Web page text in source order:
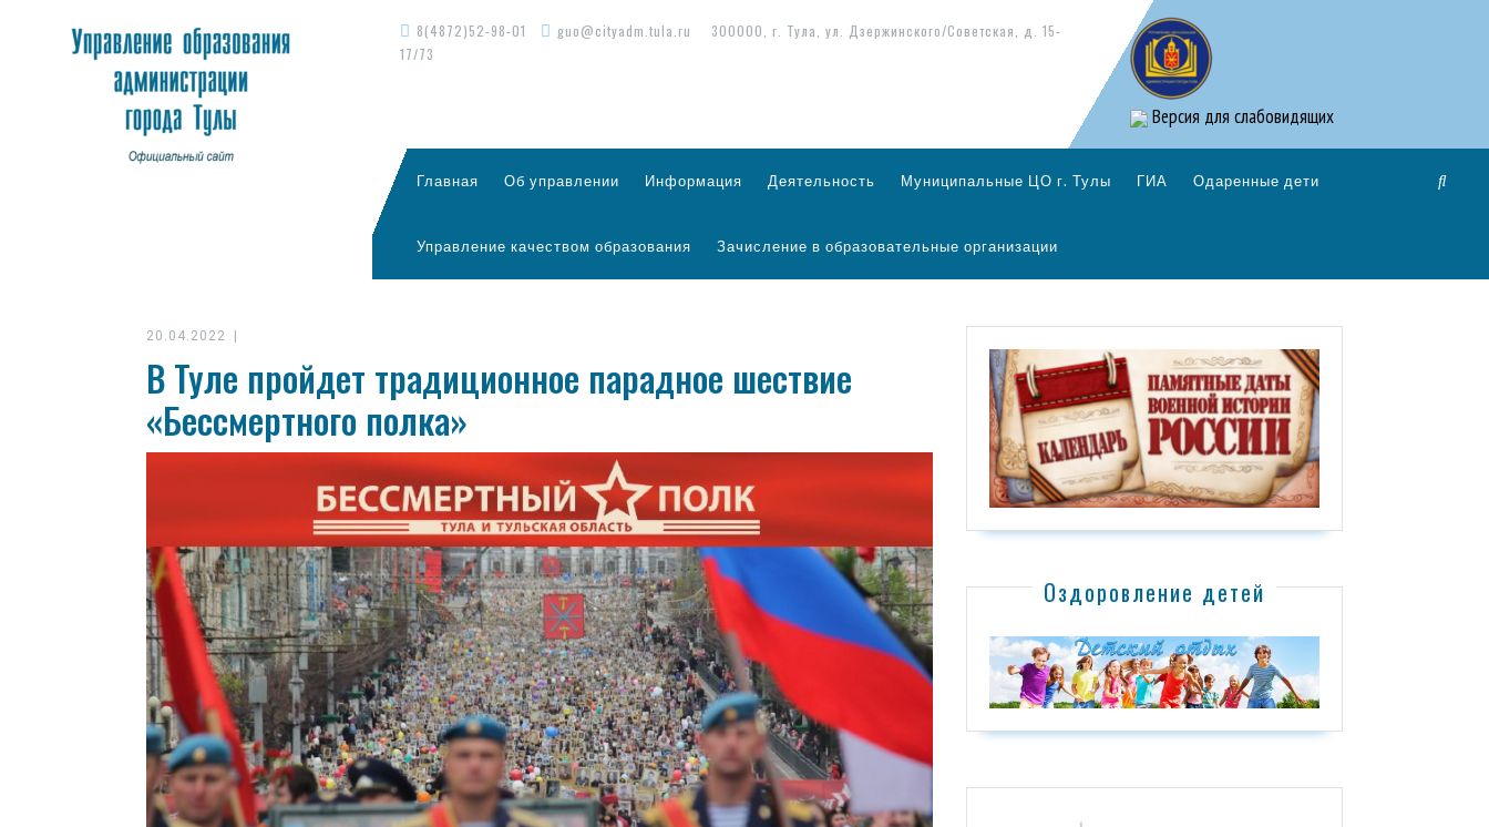
8(4872)52-98-01 guo@cityadm.tula.ru
300000, г. Тула, ул. Дзержинского/Советская, д. 15-
17/73
Версия для слабовидящих
Главная Об управлении Информация Деятельность Муниципальные ЦО г. Тулы ГИА Одаренные дети
Управление качеством образования Зачисление в образовательные организации
20.04.2022
В Туле пройдет традиционное парадное шествие
«Бессмертного полка»
Оздоровление детей